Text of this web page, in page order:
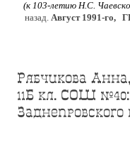
(к 103-летию Н.С.
назад. Август 1991-го,
Рябчикова
11Б кл. СОШ
Заднепровского